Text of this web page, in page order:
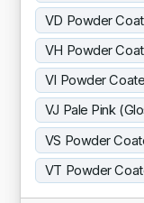
VD Powder
VH Powder
VI Powder
VJ Pale Pink
VS Powder
VT Powder